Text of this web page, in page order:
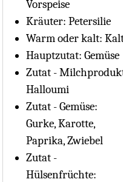
Vorspeise
Kräuter: Petersilie
Warm oder kalt:
Hauptzutat: Gemüse
Zutat -
Halloumi
Zutat - Gemüse:
Gurke, Karotte,
Paprika, Zwiebel
Zutat -
Hülsenfrüchte: